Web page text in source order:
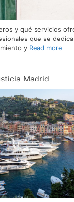
y qué servicios
que se
y Read more
Madrid